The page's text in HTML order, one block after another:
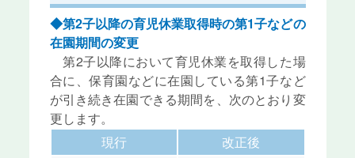
◆第2子以降の育児休業取得時の第1子などの
在園期間の変更
第2子以降において育児休業を取得した場
合に、保育園などに在園している第1子など
が引き続き在園できる期間を、次のとおり変
更します。
現行
改正後